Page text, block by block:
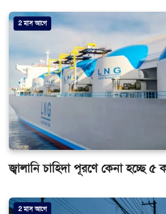
2 মাস আগে
জ্বালানি চাহিদা পূরণে কেনা হচ্ছে
2 মাস আগে